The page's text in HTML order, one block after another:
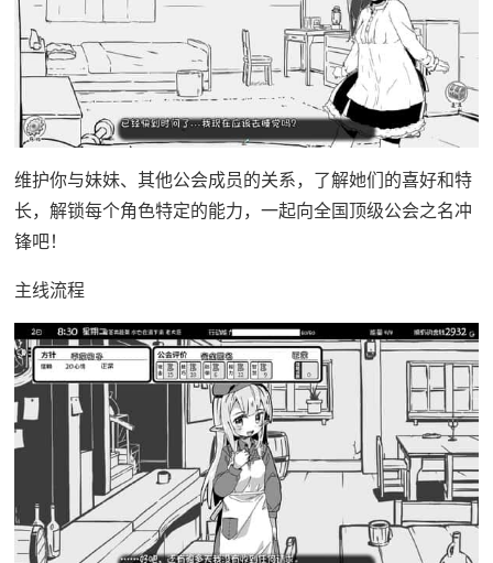
维护你与妹妹、其他公会成员的关系，了解她们的喜好和特
长，解锁每个角色特定的能力，一起向全国顶级公会之名冲
锋吧！
主线流程